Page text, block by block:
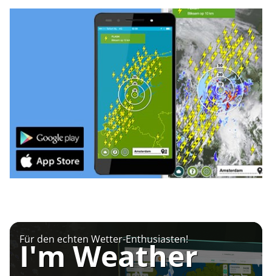
Für den echten Wetter-Enthusiasten!
I'm Weather